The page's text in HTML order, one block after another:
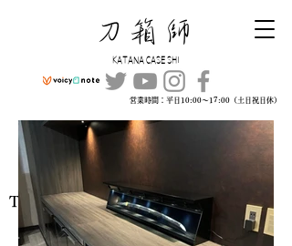
​刀箱師
TEL:045-315-4109
KATANA CASE SHI
営業時間：平日10:00～17:00（土日祝日休）